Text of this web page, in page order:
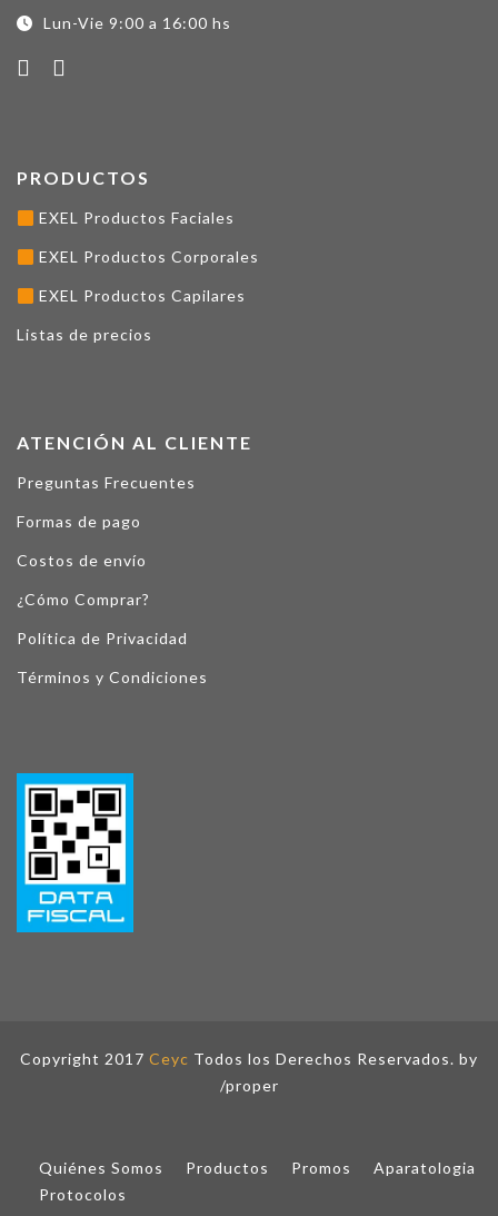
Lun-Vie 9:00 a 16:00 hs
PRODUCTOS
EXEL Productos Faciales
EXEL Productos Corporales
EXEL Productos Capilares
Listas de precios
ATENCIÓN AL CLIENTE
Preguntas Frecuentes
Formas de pago
Costos de envío
¿Cómo Comprar?
Política de Privacidad
Términos y Condiciones
Copyright 2017 Ceyc Todos los Derechos Reservados. by
/proper
Quiénes Somos Productos Promos
Aparatologia
Protocolos